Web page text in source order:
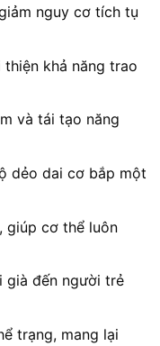
nguy cơ tích tụ
khả năng trao
và tái tạo năng
dẻo dai cơ bắp một
giúp cơ thể luôn
già đến người trẻ
trạng, mang lại